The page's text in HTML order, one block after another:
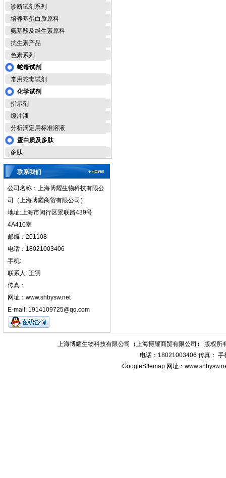
诊断试剂系列
培养基蛋白质原料
氨基酸及维生素原料
抗生素产品
色素系列
蛇毒试剂
常用蛇毒试剂
化学试剂
指示剂
缓冲液
分析滴定用标准溶液
蛋白质及多肽
多肽
联系我们
公司名称：上海博耀生物科技有限公
司（上海博耀商贸有限公司）
地址:上海市闵行区景联路439号
4A410室
邮编：201108
电话：18021003406
手机:
联系人: 王羽
传真：
网址：www.shbysw.net
E-mail: 1914109725@qq.com
上海博耀生物科技有限公司（上海博耀商贸有限公司） 版权所
电话：18021003406 传真： 手
GoogleSitemap 网址：